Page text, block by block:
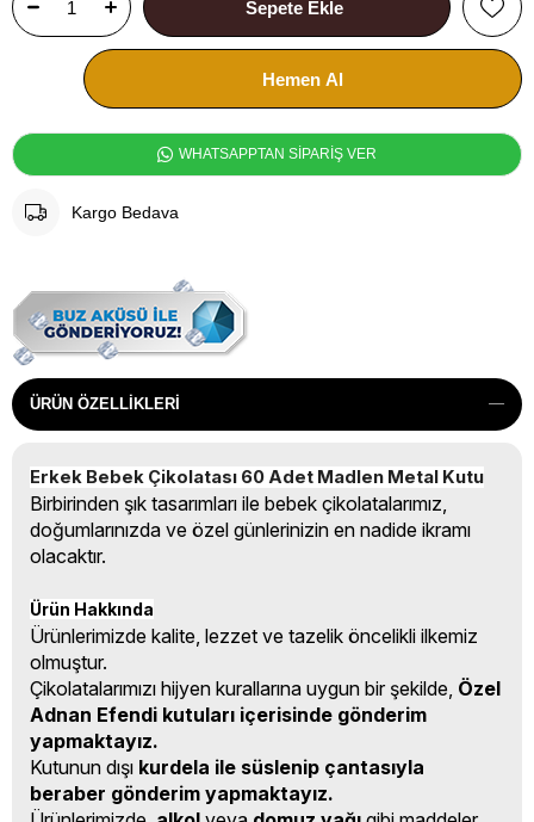
WHATSAPPTAN SİPARİŞ VER
Kargo Bedava
ÜRÜN ÖZELLIKLERI
Erkek Bebek Çikolatası 60 Adet Madlen Metal Kutu
Birbirinden şık tasarımları ile bebek çikolatalarımız,
doğumlarınızda ve özel günlerinizin en nadide ikramı
olacaktır.
Ürün Hakkında
Ürünlerimizde kalite, lezzet ve tazelik öncelikli ilkemiz
olmuştur.
Çikolatalarımızı hijyen kurallarına uygun bir şekilde, Özel
Adnan Efendi kutuları içerisinde gönderim
yapmaktayız.
Kutunun dışı kurdela ile süslenip çantasıyla
beraber gönderim yapmaktayız.